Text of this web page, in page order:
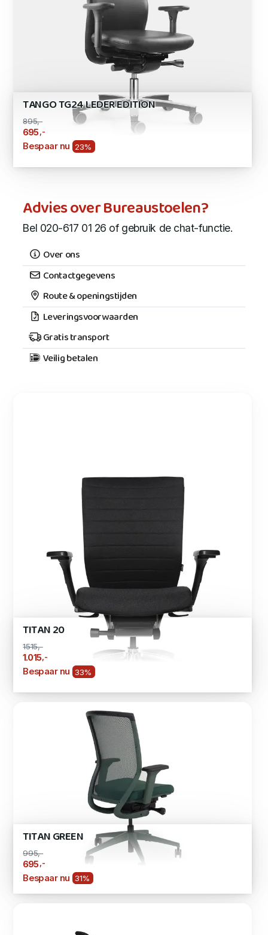
TANGO TG24 LEDER EDITION
895,-
695,-
Bespaar nu 23%
Advies over Bureaustoelen?
Bel 020-617 01 26 of gebruik de chat-functie.
Over ons
Contactgegevens
Route & openingstijden
Leveringsvoorwaarden
Gratis transport
Veilig betalen
TITAN 20
1515,-
1.015 ,-
Bespaar nu 33%
TITAN GREEN
995,-
695,-
Bespaar nu 31%